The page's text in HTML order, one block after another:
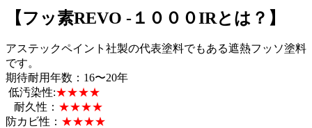
【フッ素REVO -１０００IRとは？】
アステックペイント社製の代表塗料でもある遮熱フッソ塗料
です。
期待耐用年数：16〜20年
低汚染性:★★★★
耐久性： ★★★★
防カビ性： ★★★★